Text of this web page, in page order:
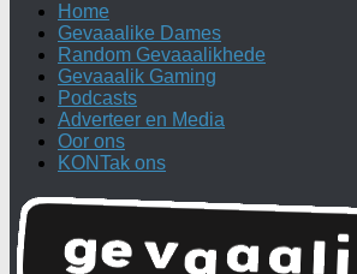
Home
Gevaaalike Dames
Random Gevaaalikhede
Gevaaalik Gaming
Podcasts
Adverteer en Media
Oor ons
KONTak ons